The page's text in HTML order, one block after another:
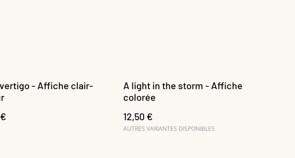
- Affiche clair-
A light in the storm - Affiche
colorée
12,50 €
AUTRES VARIANTES DISPONIBLES